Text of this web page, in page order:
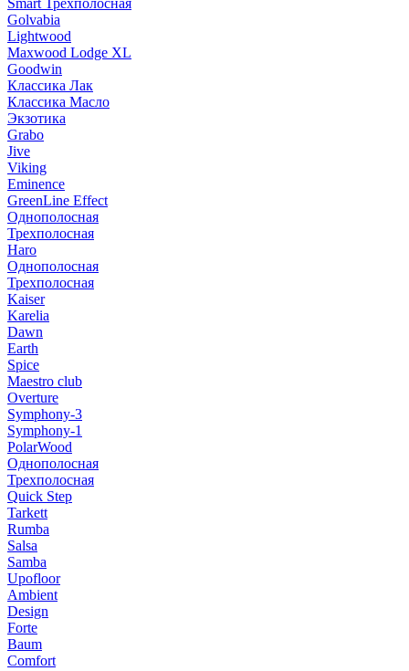
Smart Трехполосная
Golvabia
Lightwood
Maxwood Lodge XL
Goodwin
Классика Лак
Классика Масло
Экзотика
Grabo
Jive
Viking
Eminence
GreenLine Effect
Однополосная
Трехполосная
Haro
Однополосная
Трехполосная
Kaiser
Karelia
Dawn
Earth
Spice
Maestro club
Overture
Symphony-3
Symphony-1
PolarWood
Однополосная
Трехполосная
Quick Step
Tarkett
Rumba
Salsa
Samba
Upofloor
Ambient
Design
Forte
Baum
Comfort